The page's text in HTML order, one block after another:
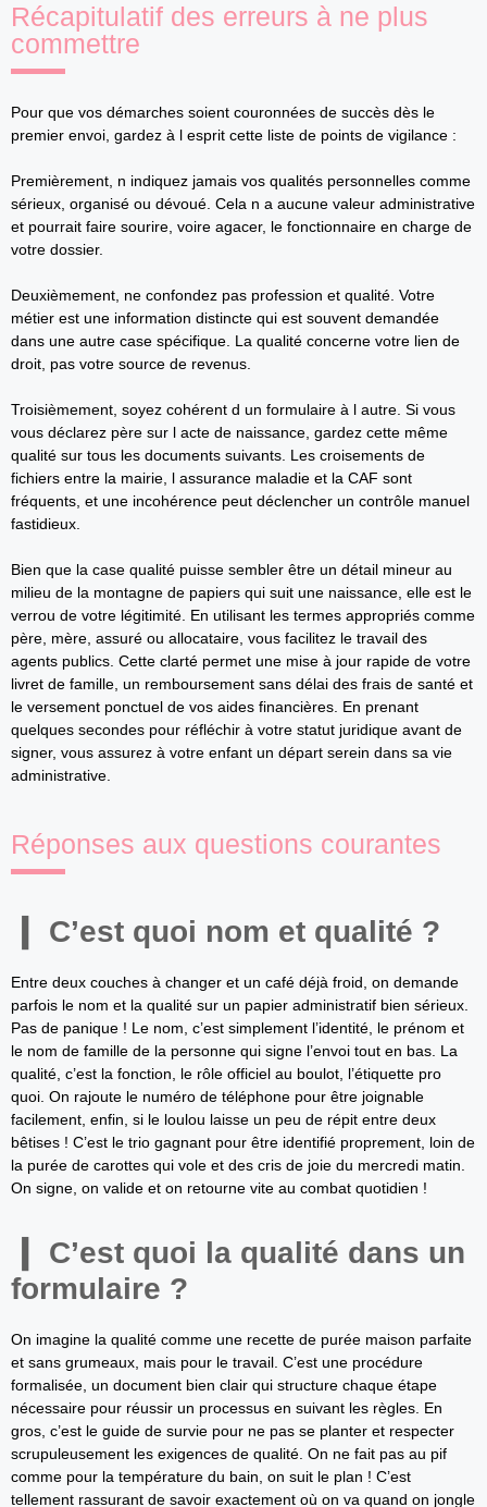
Récapitulatif des erreurs à ne plus
commettre
Pour que vos démarches soient couronnées de succès dès le
premier envoi, gardez à l esprit cette liste de points de vigilance :
Premièrement, n indiquez jamais vos qualités personnelles comme
sérieux, organisé ou dévoué. Cela n a aucune valeur administrative
et pourrait faire sourire, voire agacer, le fonctionnaire en charge de
votre dossier.
Deuxièmement, ne confondez pas profession et qualité. Votre
métier est une information distincte qui est souvent demandée
dans une autre case spécifique. La qualité concerne votre lien de
droit, pas votre source de revenus.
Troisièmement, soyez cohérent d un formulaire à l autre. Si vous
vous déclarez père sur l acte de naissance, gardez cette même
qualité sur tous les documents suivants. Les croisements de
fichiers entre la mairie, l assurance maladie et la CAF sont
fréquents, et une incohérence peut déclencher un contrôle manuel
fastidieux.
Bien que la case qualité puisse sembler être un détail mineur au
milieu de la montagne de papiers qui suit une naissance, elle est le
verrou de votre légitimité. En utilisant les termes appropriés comme
père, mère, assuré ou allocataire, vous facilitez le travail des
agents publics. Cette clarté permet une mise à jour rapide de votre
livret de famille, un remboursement sans délai des frais de santé et
le versement ponctuel de vos aides financières. En prenant
quelques secondes pour réfléchir à votre statut juridique avant de
signer, vous assurez à votre enfant un départ serein dans sa vie
administrative.
Réponses aux questions courantes
C’est quoi nom et qualité ?
Entre deux couches à changer et un café déjà froid, on demande
parfois le nom et la qualité sur un papier administratif bien sérieux.
Pas de panique ! Le nom, c’est simplement l’identité, le prénom et
le nom de famille de la personne qui signe l’envoi tout en bas. La
qualité, c’est la fonction, le rôle officiel au boulot, l’étiquette pro
quoi. On rajoute le numéro de téléphone pour être joignable
facilement, enfin, si le loulou laisse un peu de répit entre deux
bêtises ! C’est le trio gagnant pour être identifié proprement, loin de
la purée de carottes qui vole et des cris de joie du mercredi matin.
On signe, on valide et on retourne vite au combat quotidien !
C’est quoi la qualité dans un
formulaire ?
On imagine la qualité comme une recette de purée maison parfaite
et sans grumeaux, mais pour le travail. C’est une procédure
formalisée, un document bien clair qui structure chaque étape
nécessaire pour réussir un processus en suivant les règles. En
gros, c’est le guide de survie pour ne pas se planter et respecter
scrupuleusement les exigences de qualité. On ne fait pas au pif
comme pour la température du bain, on suit le plan ! C’est
tellement rassurant de savoir exactement où on va quand on jongle